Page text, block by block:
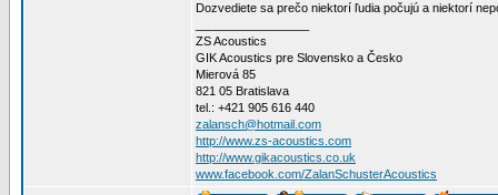
Dozvediete sa prečo niektorí ľudia počujú a niektorí
ZS Acoustics
GIK Acoustics pre Slovensko a Česko
Mierová 85
821 05 Bratislava
tel.: +421 905 616 440
zalansch@hotmail.com
http://www.zs-acoustics.com
http://www.gikacoustics.co.uk
www.facebook.com/ZalanSchusterAcoustics